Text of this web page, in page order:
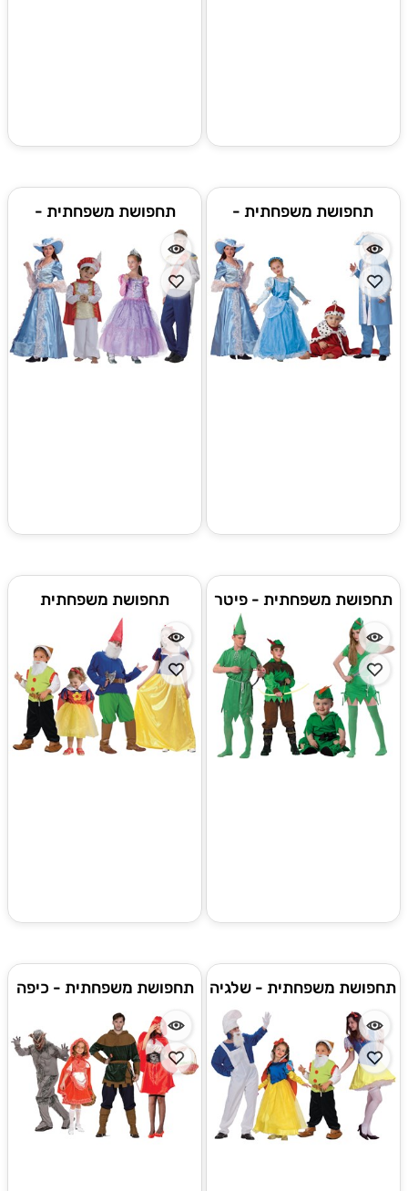
תחפושת משפחתית -
תחפושת משפחתית -
תחפושת משפחתית - פיטר
תחפושת משפחתית
מהאגדות
תחפושת משפחתית - שלגיה
תחפושת משפחתית - כיפה
אדומה